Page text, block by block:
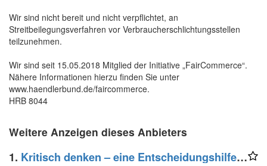
Wir sind nicht bereit und nicht verpflichtet, an
Streitbeilegungsverfahren vor Verbraucherschlichtungsstellen
teilzunehmen.
Wir sind seit 15.05.2018 Mitglied der Initiative „FairCommerce“.
Nähere Informationen hierzu finden Sie unter
www.haendlerbund.de/faircommerce.
HRB 8044
Weitere Anzeigen dieses Anbieters
1. Kritisch denken – eine Entscheidungshilfe